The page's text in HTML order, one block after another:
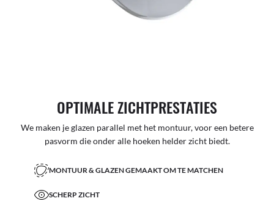
OPTIMALE ZICHTPRESTATIES
We maken je glazen parallel met het montuur, voor een betere
pasvorm die onder alle hoeken helder zicht biedt.
MONTUUR & GLAZEN GEMAAKT OM TE MATCHEN
SCHERP ZICHT